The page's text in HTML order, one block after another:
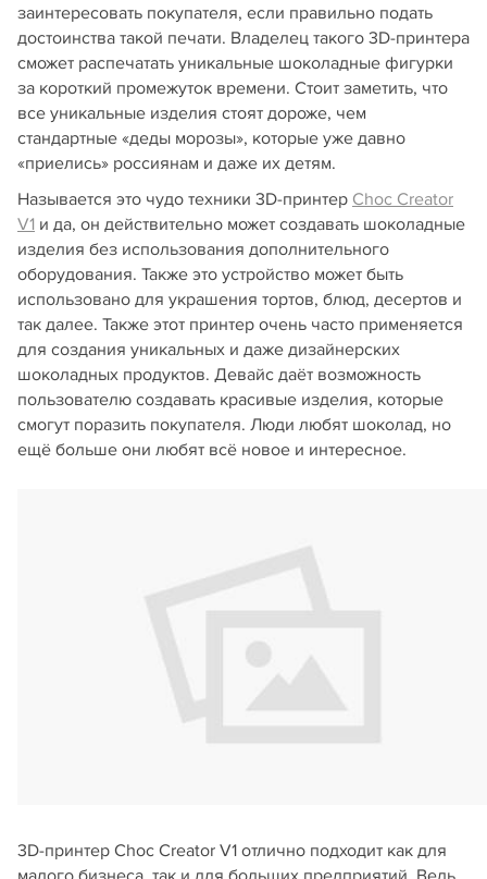
заинтересовать покупателя, если правильно подать
достоинства такой печати. Владелец такого 3D-принтера
сможет распечатать уникальные шоколадные фигурки
за короткий промежуток времени. Стоит заметить, что
все уникальные изделия стоят дороже, чем
стандартные «деды морозы», которые уже давно
«приелись» россиянам и даже их детям.
Называется это чудо техники 3D-принтер Choc Creator
V1 и да, он действительно может создавать шоколадные
изделия без использования дополнительного
оборудования. Также это устройство может быть
использовано для украшения тортов, блюд, десертов и
так далее. Также этот принтер очень часто применяется
для создания уникальных и даже дизайнерских
шоколадных продуктов. Девайс даёт возможность
пользователю создавать красивые изделия, которые
смогут поразить покупателя. Люди любят шоколад, но
ещё больше они любят всё новое и интересное.
3D-принтер Choc Creator V1 отлично подходит как для